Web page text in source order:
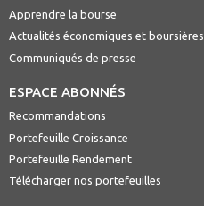
Apprendre la bourse
Actualités économiques et boursières
Communiqués de presse
ESPACE ABONNÉS
Recommandations
Portefeuille Croissance
Portefeuille Rendement
Télécharger nos portefeuilles